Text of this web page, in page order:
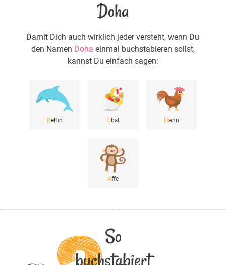
Doha
Damit Dich auch wirklich jeder versteht, wenn Du
den Namen Doha einmal buchstabieren sollst,
kannst Du einfach sagen:
Delfin Obst Hahn
Affe
So